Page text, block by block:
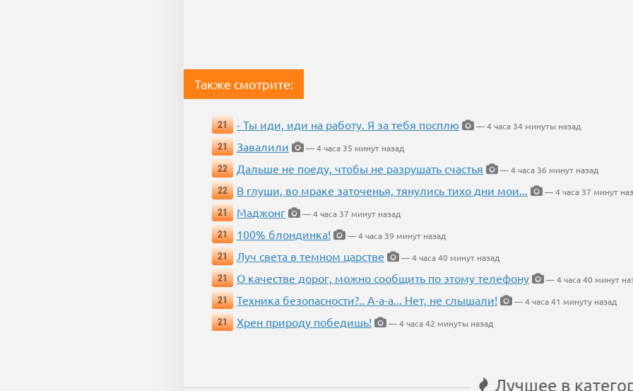
Также смотрите:
21 - Ты иди, иди на работу. Я за тебя посплю
— 4 часа 34 минуты назад
21
Завалили
— 4 часа 35 минут назад
22
Дальше не поеду, чтобы не разрушать счастья
— 4 часа 36 минут назад
22
В глуши, во мраке заточенья, тянулись тихо дни мои...
— 4 часа 37 минут
21
Маджонг
— 4 часа 37 минут назад
21
100% блондинка!
— 4 часа 39 минут назад
21
Луч света в темном царстве
— 4 часа 40 минут назад
21
О качестве дорог, можно сообщить по этому телефону
— 4 часа 40 минут
21
Техника безопасности?.. А-а-а... Нет, не слышали!
— 4 часа 41 минуту назад
21
Хрен природу победишь! — 4 часа 42 минуты назад
Лучшее в